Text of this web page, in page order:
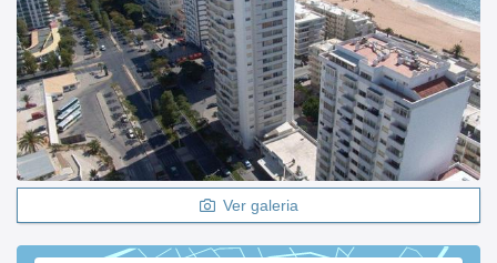
Ver galeria